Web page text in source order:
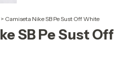
> Camiseta Nike SB Pe Sust Off White
SB Pe Sust Off